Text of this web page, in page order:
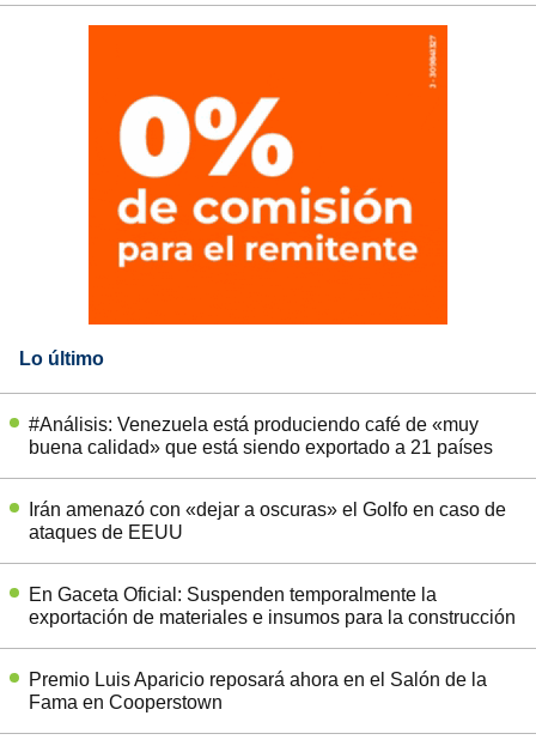
Lo último
#Análisis: Venezuela está produciendo café de «muy
buena calidad» que está siendo exportado a 21 países
Irán amenazó con «dejar a oscuras» el Golfo en caso de
ataques de EEUU
En Gaceta Oficial: Suspenden temporalmente la
exportación de materiales e insumos para la construcción
Premio Luis Aparicio reposará ahora en el Salón de la
Fama en Cooperstown